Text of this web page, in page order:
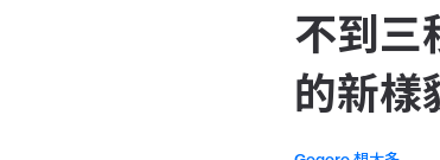
不到三
的新樣